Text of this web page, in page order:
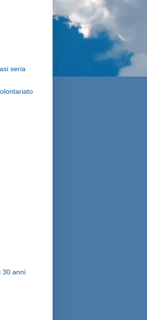
seria
30 anni